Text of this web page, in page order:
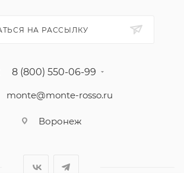
НА РАССЫЛКУ
8 (800) 550-06-99
monte@monte-rosso.ru
Воронеж